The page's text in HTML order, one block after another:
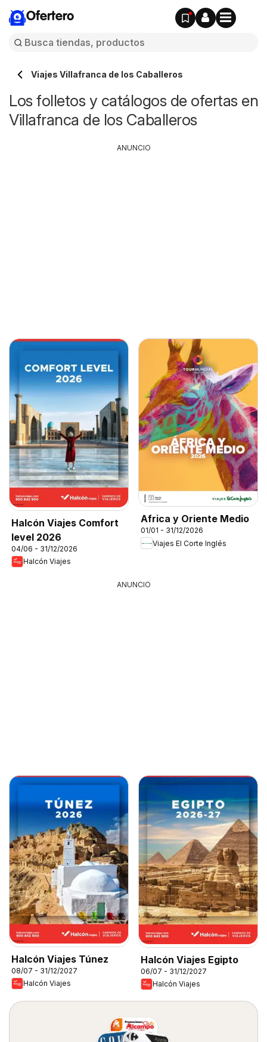
Ofertero
Viajes Villafranca de los Caballeros
Los folletos y catálogos de ofertas en
Villafranca de los Caballeros
Halcón Viajes Comfort
level 2026
04/06 - 31/12/2026
Halcón Viajes
Africa y Oriente Medio
01/01 - 31/12/2026
Viajes El Corte Inglés
ANUNCIO
ANUNCIO
Halcón Viajes Túnez
08/07 - 31/12/2027
Halcón Viajes
Halcón Viajes Egipto
06/07 - 31/12/2027
Halcón Viajes